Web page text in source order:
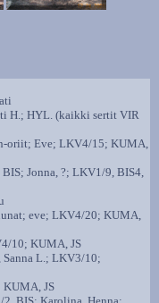
H.; HYL. (kaikki sertit VIR
oriit; Eve; LKV4/15; KUMA,
Jonna, ?; LKV1/9, BIS4,
eve; LKV4/20; KUMA,
10; KUMA, JS
L.; LKV3/10;
JS